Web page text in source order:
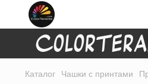
Каталог Чашки с принтами